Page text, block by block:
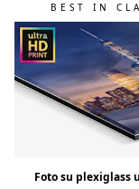
BEST IN
Foto su plexiglass